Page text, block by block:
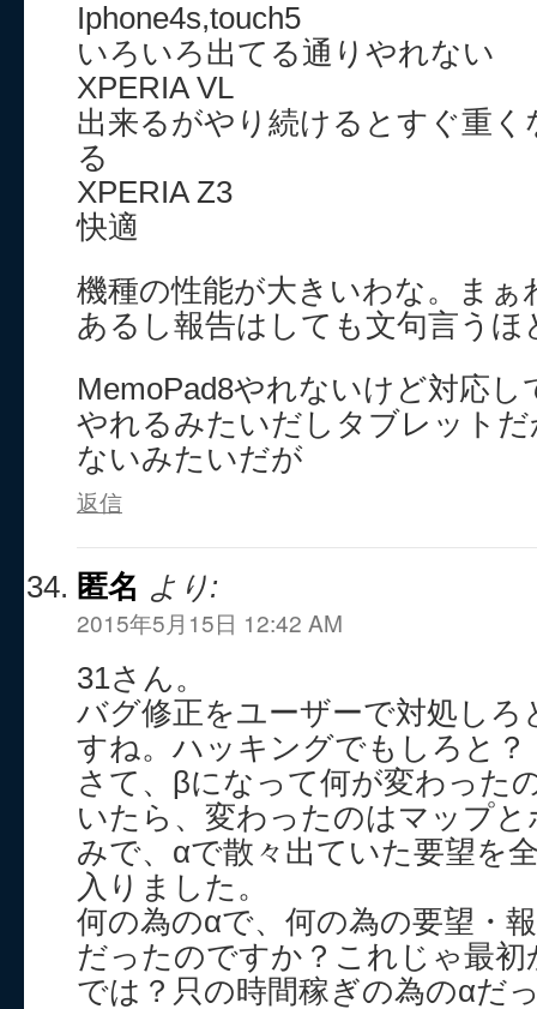
Iphone4s,touch5
いろいろ出てる通りやれない
XPERIA VL
出来るがやり続けるとすぐ重
る
XPERIA Z3
快適
機種の性能が大きいわな。ま
あるし報告はしても文句言うほ
MemoPad8やれないけど対応
やれるみたいだしタブレット
ないみたいだが
返信
匿名 より:
2015年5月15日 12:42 AM
31さん。
バグ修正をユーザーで対処しろ
すね。ハッキングでもしろと？
さて、βになって何が変わった
いたら、変わったのはマップ
みで、αで散々出ていた要望を
入りました。
何の為のαで、何の為の要望・
だったのですか？これじゃ最
では？只の時間稼ぎの為のαだ